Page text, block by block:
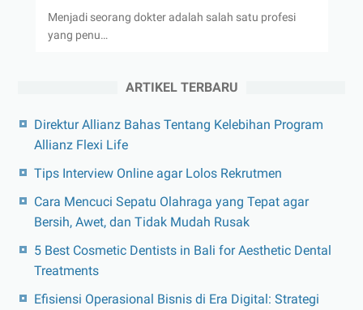
Menjadi seorang dokter adalah salah satu profesi
yang penu…
ARTIKEL TERBARU
Direktur Allianz Bahas Tentang Kelebihan Program
Allianz Flexi Life
Tips Interview Online agar Lolos Rekrutmen
Cara Mencuci Sepatu Olahraga yang Tepat agar
Bersih, Awet, dan Tidak Mudah Rusak
5 Best Cosmetic Dentists in Bali for Aesthetic Dental
Treatments
Efisiensi Operasional Bisnis di Era Digital: Strategi